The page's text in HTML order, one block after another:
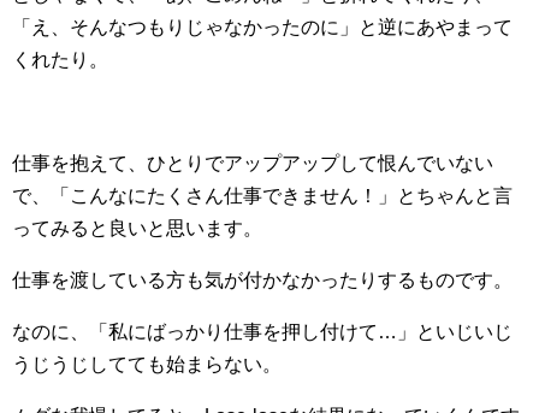
「え、そんなつもりじゃなかったのに」と逆にあやまって
くれたり。
仕事を抱えて、ひとりでアップアップして恨んでいない
で、「こんなにたくさん仕事できません！」とちゃんと言
ってみると良いと思います。
仕事を渡している方も気が付かなかったりするものです。
なのに、「私にばっかり仕事を押し付けて…」といじいじ
うじうじしてても始まらない。